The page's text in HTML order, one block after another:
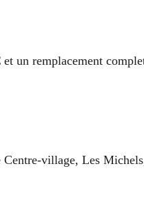
un remplacement
village, Les